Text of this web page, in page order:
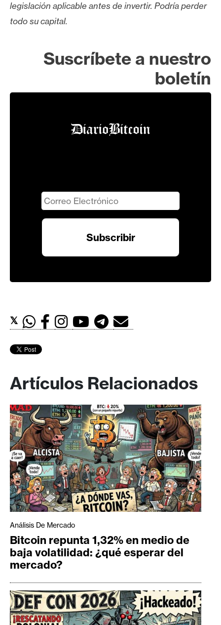
legislación aplicable antes de invertir. Podría perder
todo su capital.
Suscríbete a nuestro
boletín
𝕏
Artículos Relacionados
Análisis De Mercado
Bitcoin repunta 1,32% en medio de
baja volatilidad: ¿qué esperar del
mercado?